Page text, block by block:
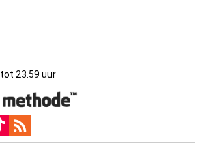
tot 23.59 uur